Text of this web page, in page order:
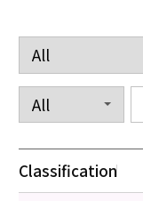
Classification